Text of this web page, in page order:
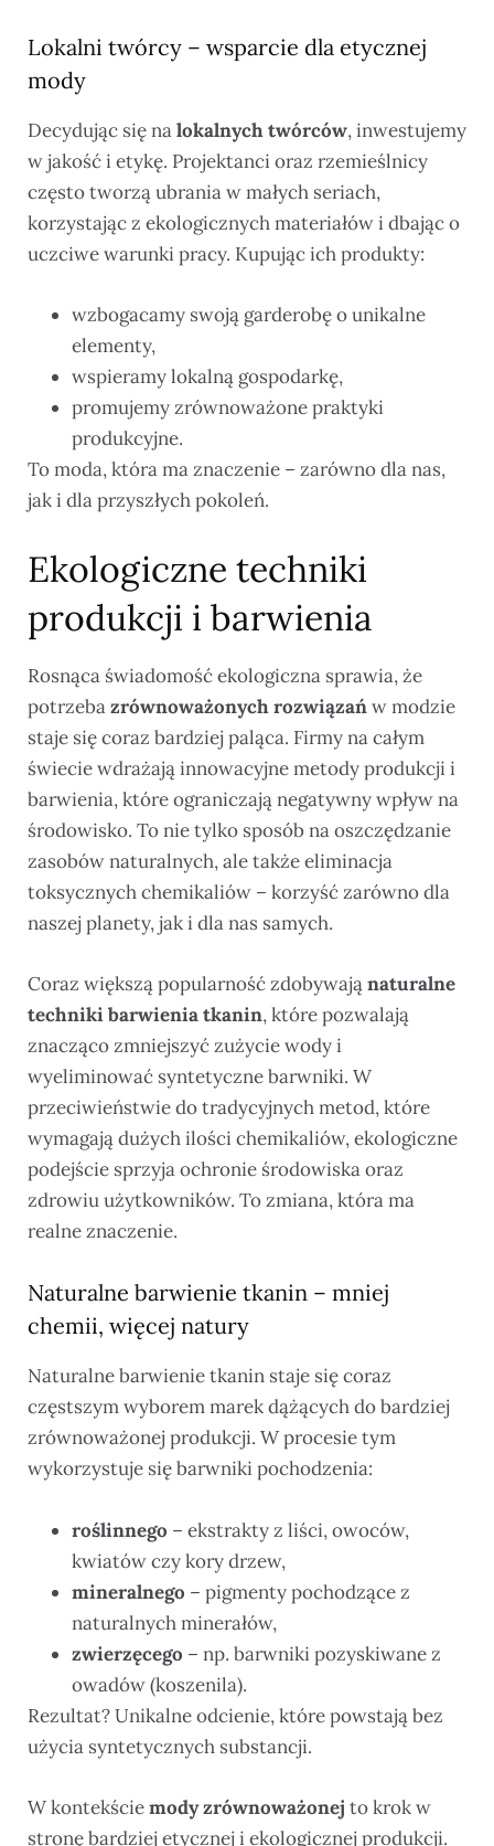
Lokalni twórcy – wsparcie dla etycznej
mody
Decydując się nalokalnych twórców, inwestujemy
w jakość i etykę. Projektanci oraz rzemieślnicy
często tworzą ubrania w małych seriach,
korzystając z ekologicznych materiałów i dbając o
uczciwe warunki pracy. Kupując ich produkty:
wzbogacamy swoją garderobę o unikalne
elementy,
wspieramy lokalną gospodarkę,
promujemy zrównoważone praktyki
produkcyjne.
To moda, która ma znaczenie – zarówno dla nas,
jak i dla przyszłych pokoleń.
Ekologiczne techniki
produkcji i barwienia
Rosnąca świadomość ekologiczna sprawia, że
potrzebazrównoważonych rozwiązańw modzie
staje się coraz bardziej paląca. Firmy na całym
świecie wdrażają innowacyjne metody produkcji i
barwienia, które ograniczają negatywny wpływ na
środowisko. To nie tylko sposób na oszczędzanie
zasobów naturalnych, ale także eliminacja
toksycznych chemikaliów – korzyść zarówno dla
naszej planety, jak i dla nas samych.
Coraz większą popularność zdobywająnaturalne
techniki barwienia tkanin, które pozwalają
znacząco zmniejszyć zużycie wody i
wyeliminować syntetyczne barwniki. W
przeciwieństwie do tradycyjnych metod, które
wymagają dużych ilości chemikaliów, ekologiczne
podejście sprzyja ochronie środowiska oraz
zdrowiu użytkowników. To zmiana, która ma
realne znaczenie.
Naturalne barwienie tkanin – mniej
chemii, więcej natury
Naturalne barwienie tkanin staje się coraz
częstszym wyborem marek dążących do bardziej
zrównoważonej produkcji. W procesie tym
wykorzystuje się barwniki pochodzenia:
roślinnego – ekstrakty z liści, owoców,
kwiatów czy kory drzew,
mineralnego – pigmenty pochodzące z
naturalnych minerałów,
zwierzęcego – np. barwniki pozyskiwane z
owadów (koszenila).
Rezultat? Unikalne odcienie, które powstają bez
użycia syntetycznych substancji.
W kontekściemody zrównoważonej to krok w
stronę bardziej etycznej i ekologicznej produkcji.